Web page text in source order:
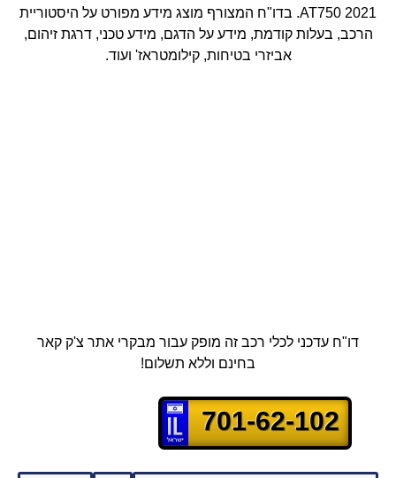
AT750 2021. בדו"ח המצורף מוצג מידע מפורט על היסטוריית
הרכב, בעלות קודמת, מידע על הדגם, מידע טכני, דרגת זיהום,
אביזרי בטיחות, קילומטראז' ועוד.
דו"ח עדכני לכלי רכב זה מופק עבור מבקרי אתר צ'ק קאר
בחינם וללא תשלום!
701-62-102